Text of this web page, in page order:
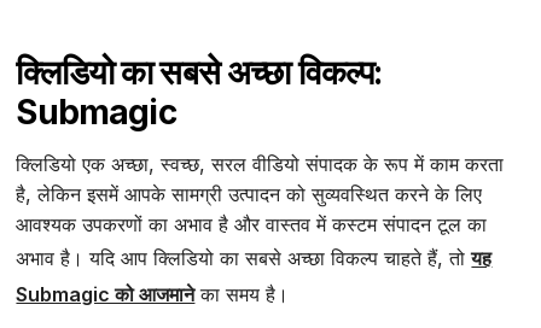
क्लिडियो का सबसे अच्छा विकल्प:
Submagic
क्लिडियो एक अच्छा, स्वच्छ, सरल वीडियो संपादक के रूप में काम करता
है, लेकिन इसमें आपके सामग्री उत्पादन को सुव्यवस्थित करने के लिए
आवश्यक उपकरणों का अभाव है और वास्तव में कस्टम संपादन टूल का
अभाव है। यदि आप क्लिडियो का सबसे अच्छा विकल्प चाहते हैं, तोयह
Submagic को आजमानेका समय है।